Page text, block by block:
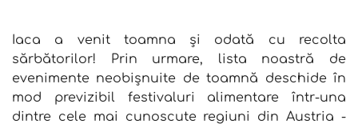
Iaca a venit toamna și odată cu recolta
sărbătorilor! Prin urmare, lista noastră de
evenimente neobișnuite de toamnă deschide în
mod previzibil festivaluri alimentare într-una
dintre cele mai cunoscute regiuni din Austria -